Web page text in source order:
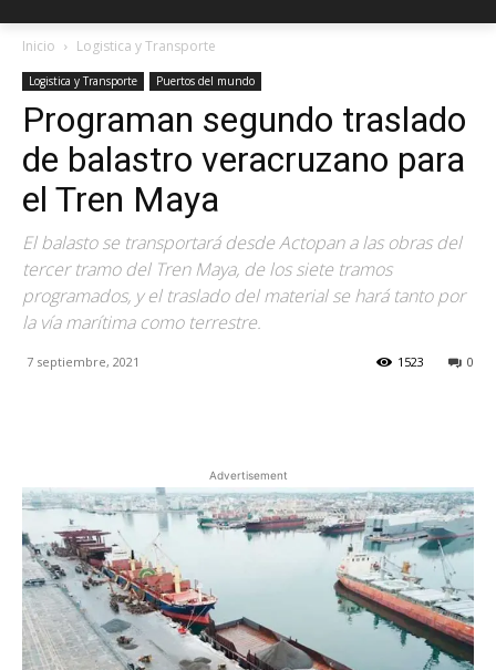
Inicio Logistica y Transporte
Logistica y Transporte Puertos del mundo
Programan segundo traslado
de balastro veracruzano para
el Tren Maya
El balasto se transportará desde Actopan a las obras del
tercer tramo del Tren Maya, de los siete tramos
programados, y el traslado del material se hará tanto por
la vía marítima como terrestre.
7 septiembre, 2021 0
1523
Advertisement